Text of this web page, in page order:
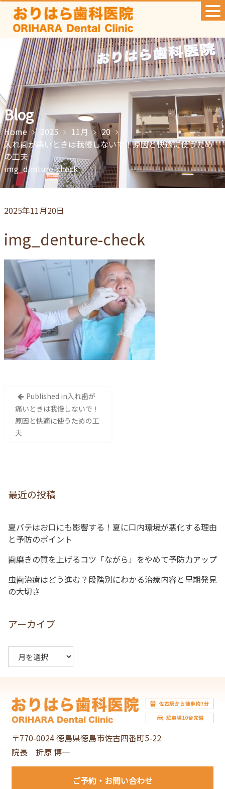
Skip
content
Blog
Home 2025 11月
20
入れ歯が痛いときは我慢しないで！原因と快適に使うため
の工夫
img_denture-check
2025年11月20日
img_denture-check
シ
ン
Published in入れ歯が
痛いときは我慢しないで！
原因と快適に使うための工
夫
最近の投稿
夏バテはお口にも影響する！夏に口内環境が悪化する理由
と予防のポイント
歯磨きの質を上げるコツ「ながら」をやめて予防力アップ
虫歯治療はどう進む？段階別にわかる治療内容と早期発見
の大切さ
アーカイブ
ー
ブ
〒770-0024 徳島県徳島市佐古四番町5-22
院長 折原 博一
ご予約 お問い合わせ